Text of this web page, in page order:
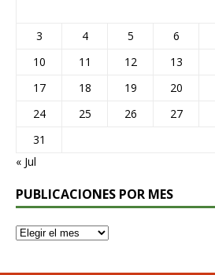
3
4 5 6
10
11 12 13
17
18 19 20
24
25 26 27
31
« Jul
PUBLICACIONES POR MES